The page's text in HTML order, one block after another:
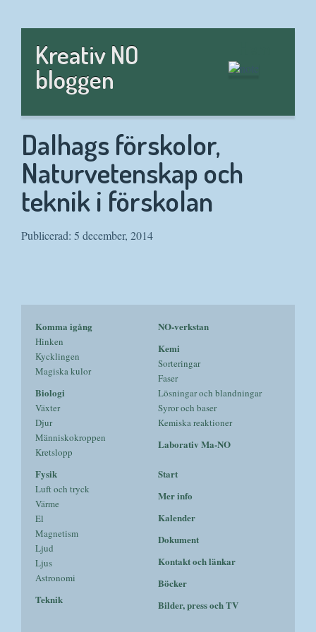
Kreativ NO
bloggen
Dalhags förskolor,
Naturvetenskap och
teknik i förskolan
Publicerad: 5 december, 2014
Komma igång
Hinken
Kycklingen
Magiska kulor
Biologi
Växter
Djur
Människokroppen
Kretslopp
NO-verkstan
Kemi
Sorteringar
Faser
Lösningar och blandningar
Syror och baser
Kemiska reaktioner
Laborativ Ma-NO
Fysik
Luft och tryck
Värme
El
Magnetism
Ljud
Ljus
Astronomi
Teknik
Start
Mer info
Kalender
Dokument
Kontakt och länkar
Böcker
Bilder, press och TV